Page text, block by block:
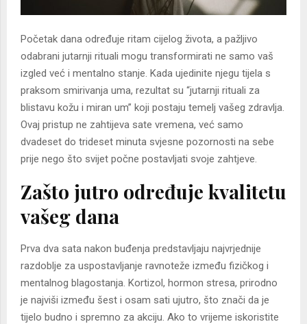
Početak dana određuje ritam cijelog života, a pažljivo
odabrani jutarnji rituali mogu transformirati ne samo vaš
izgled već i mentalno stanje. Kada ujedinite njegu tijela s
praksom smirivanja uma, rezultat su “jutarnji rituali za
blistavu kožu i miran um” koji postaju temelj vašeg zdravlja.
Ovaj pristup ne zahtijeva sate vremena, već samo
dvadeset do trideset minuta svjesne pozornosti na sebe
prije nego što svijet počne postavljati svoje zahtjeve.
Zašto jutro određuje kvalitetu
vašeg dana
Prva dva sata nakon buđenja predstavljaju najvrjednije
razdoblje za uspostavljanje ravnoteže između fizičkog i
mentalnog blagostanja. Kortizol, hormon stresa, prirodno
je najviši između šest i osam sati ujutro, što znači da je
tijelo budno i spremno za akciju. Ako to vrijeme iskoristite